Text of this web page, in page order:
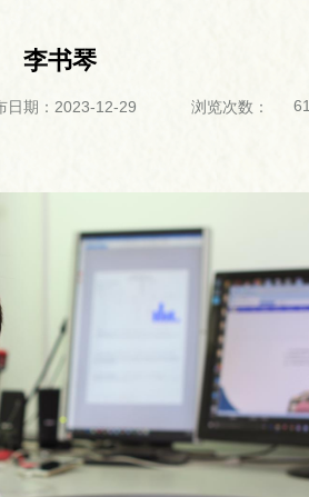
李书琴
日期：2023-12-29 浏览次数：